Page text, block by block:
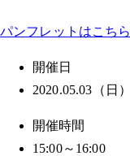
パンフレットはこちら
開催日
2020.05.03（日）
開催時間
15:00～16:00